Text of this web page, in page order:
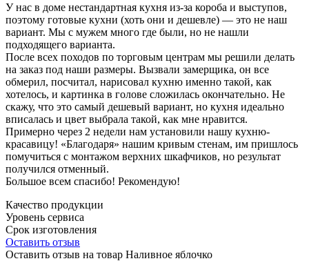
У нас в доме нестандартная кухня из-за короба и выступов,
поэтому готовые кухни (хоть они и дешевле) — это не наш
вариант. Мы с мужем много где были, но не нашли
подходящего варианта.
После всех походов по торговым центрам мы решили делать
на заказ под наши размеры. Вызвали замерщика, он все
обмерил, посчитал, нарисовал кухню именно такой, как
хотелось, и картинка в голове сложилась окончательно. Не
скажу, что это самый дешевый вариант, но кухня идеально
вписалась и цвет выбрала такой, как мне нравится.
Примерно через 2 недели нам установили нашу кухню-
красавицу! «Благодаря» нашим кривым стенам, им пришлось
помучиться с монтажом верхних шкафчиков, но результат
получился отменный.
Большое всем спасибо! Рекомендую!
Качество продукции
Уровень сервиса
Срок изготовления
Оставить отзыв
Оставить отзыв на товар Наливное яблочко